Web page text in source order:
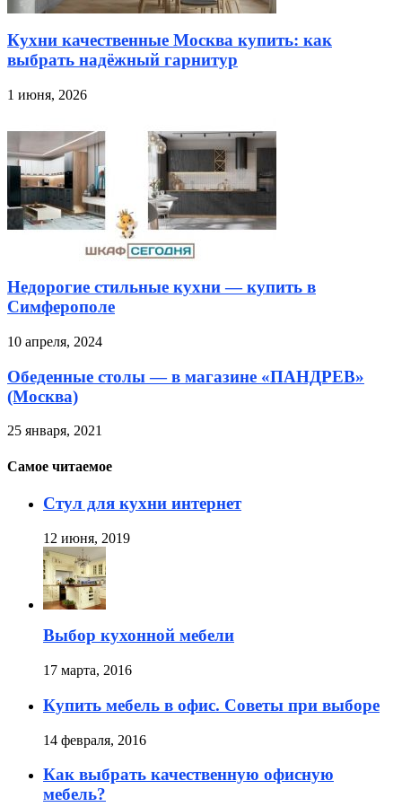
Кухни качественные Москва купить: как
выбрать надёжный гарнитур
1 июня, 2026
Недорогие стильные кухни — купить в
Симферополе
10 апреля, 2024
Обеденные столы — в магазине «ПАНДРЕВ»
(Москва)
25 января, 2021
Самое читаемое
Стул для кухни интернет
12 июня, 2019
Выбор кухонной мебели
17 марта, 2016
Купить мебель в офис. Советы при выборе
14 февраля, 2016
Как выбрать качественную офисную
мебель?